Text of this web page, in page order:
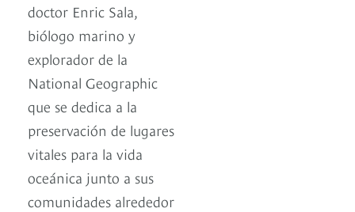
doctor Enric Sala,
biólogo marino y
explorador de la
National Geographic
que se dedica a la
preservación de lugares
vitales para la vida
oceánica junto a sus
comunidades alrededor